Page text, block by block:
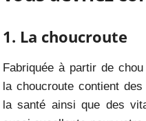
1. La choucroute
Fabriquée à partir de
la choucroute contient
la santé ainsi que des